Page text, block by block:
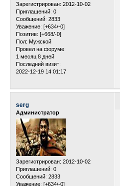
Зарегистрирован: 2012-10-02
Приглашений: 0
Сообщений: 2833
Уважение: [+634/-0]
Позитив: [+668/-0]
Пол: Мужской
Провел на форуме:
1 месяц 8 дней
Последний визит:
2022-12-19 14:01:17
serg
Администратор
Зарегистрирован: 2012-10-02
Приглашений: 0
Сообщений: 2833
Уважение: [+634/-0]